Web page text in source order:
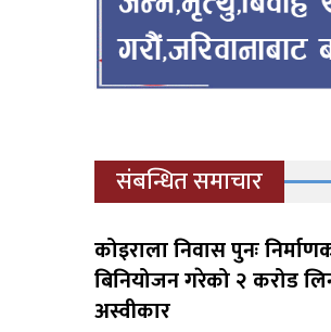
संबन्धित समाचार
कोइराला निवास पुनः
बिनियोजन गरेको २ करोड
अस्वीकार